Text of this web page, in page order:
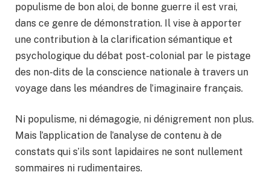
populisme de bon aloi, de bonne guerre il est vrai,
dans ce genre de démonstration. Il vise à apporter
une contribution à la clarification sémantique et
psychologique du débat post-colonial par le pistage
des non-dits de la conscience nationale à travers un
voyage dans les méandres de l’imaginaire français.
Ni populisme, ni démagogie, ni dénigrement non plus.
Mais l’application de l’analyse de contenu à de
constats qui s’ils sont lapidaires ne sont nullement
sommaires ni rudimentaires.